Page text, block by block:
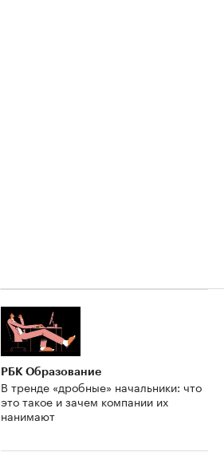
РБК Образование
В тренде «дробные» начальники: что
это такое и зачем компании их
нанимают